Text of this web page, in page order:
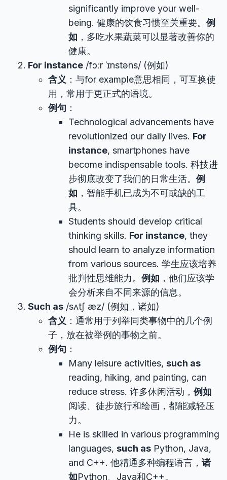
significantly improve your well-
being. 健康的饮食习惯至关重要。 例
如 ，多吃水果蔬菜可以显著改善你的
健康。
For instance /fɔːr ˈɪnstəns/ (例如)
含义 ：与for example意思相同，可互换使
用，常用于更正式的语境。
例句 ：
Technological advancements have
revolutionized our daily lives. For
instance, smartphones have
become indispensable tools. 科技进
步彻底改变了我们的日常生活。 例
如 ，智能手机已成为不可或缺的工
具。
Students should develop critical
thinking skills. For instance, they
should learn to analyze information
from various sources. 学生应该培养
批判性思维能力。 例如 ，他们应该学
会分析来自不同来源的信息。
Such as /sʌtʃ æz/ (例如，诸如)
含义 ：通常用于列举同类事物中的几个例
子，放在被举例的事物之前。
例句 ：
Many leisure activities, such as
reading, hiking, and painting, can
reduce stress. 许多休闲活动， 例如
阅读、徒步旅行和绘画，都能减轻压
力。
He is skilled in various programming
languages, such as Python, Java,
and C++. 他精通多种编程语言， 诸
如Python、Java和C++。